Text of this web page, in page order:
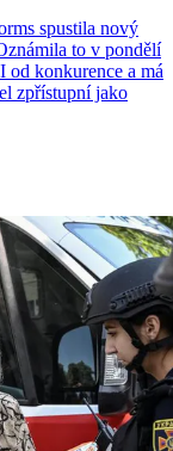
spustila nový
to v pondělí
od konkurence a má
zpřístupní jako